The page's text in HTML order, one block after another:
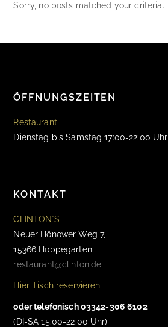
Sorry, no posts matched your criteria.
ÖFFNUNGSZEITEN
Restaurant
Dienstag bis Samstag 17:00-22:00 Uhr
KONTAKT
CLINTON`S
Neuer Hönower Weg 7,
15366 Hoppegarten
restaurant@clinton.de
Hier Tisch reservieren
oder telefonisch 03342-306 6102
(DI-SA 15:00-22:00 Uhr)